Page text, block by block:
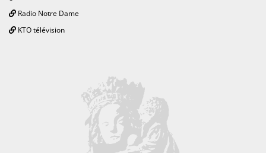
Radio Notre Dame
KTO télévision